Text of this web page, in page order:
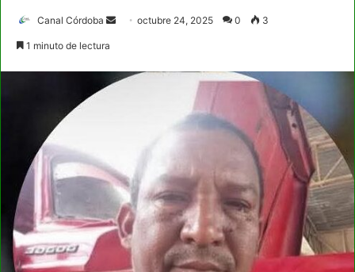
Canal Córdoba
Sendoctubre 24, 2025 0 3
1 minuto de lectura